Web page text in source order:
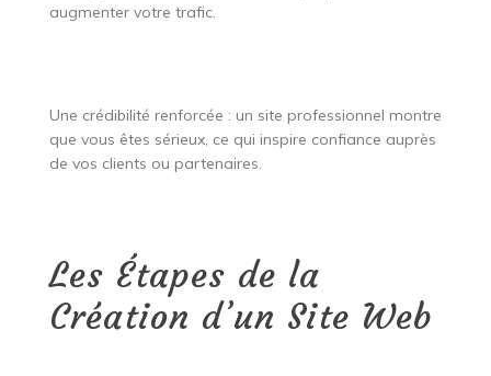
augmenter votre trafic.
Une crédibilité renforcée : un site professionnel montre
que vous êtes sérieux, ce qui inspire confiance auprès
de vos clients ou partenaires.
Les Étapes de la
Création d’un Site Web